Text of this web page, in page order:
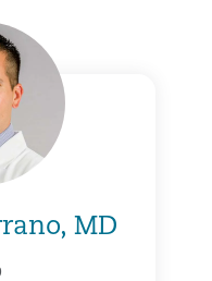
MD